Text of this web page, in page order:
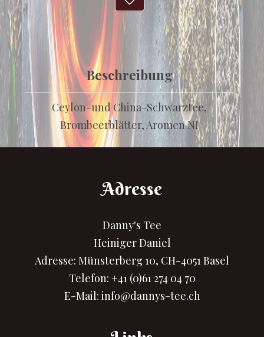
Beschreibung
Ceylon-und China-Schwarztee,
Brombeerblätter, Aromen NI
Adresse
Danny's Tee
Heiniger Daniel
Adresse: Münsterberg 10, CH-4051 Basel
Telefon: +41 (0)61 274 04 70
E-Mail: info@dannys-tee.ch